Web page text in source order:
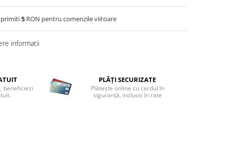
primiti5 RON pentru comenzile viitoare
informatii
beneficiezi
PLĂȚI SECURIZATE
Plătește online cu cardul în
siguranță, inclusiv în rate